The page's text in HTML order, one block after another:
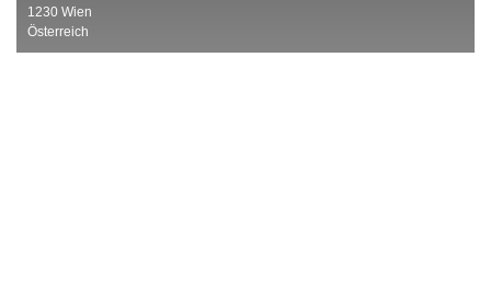
1230 Wien
Österreich